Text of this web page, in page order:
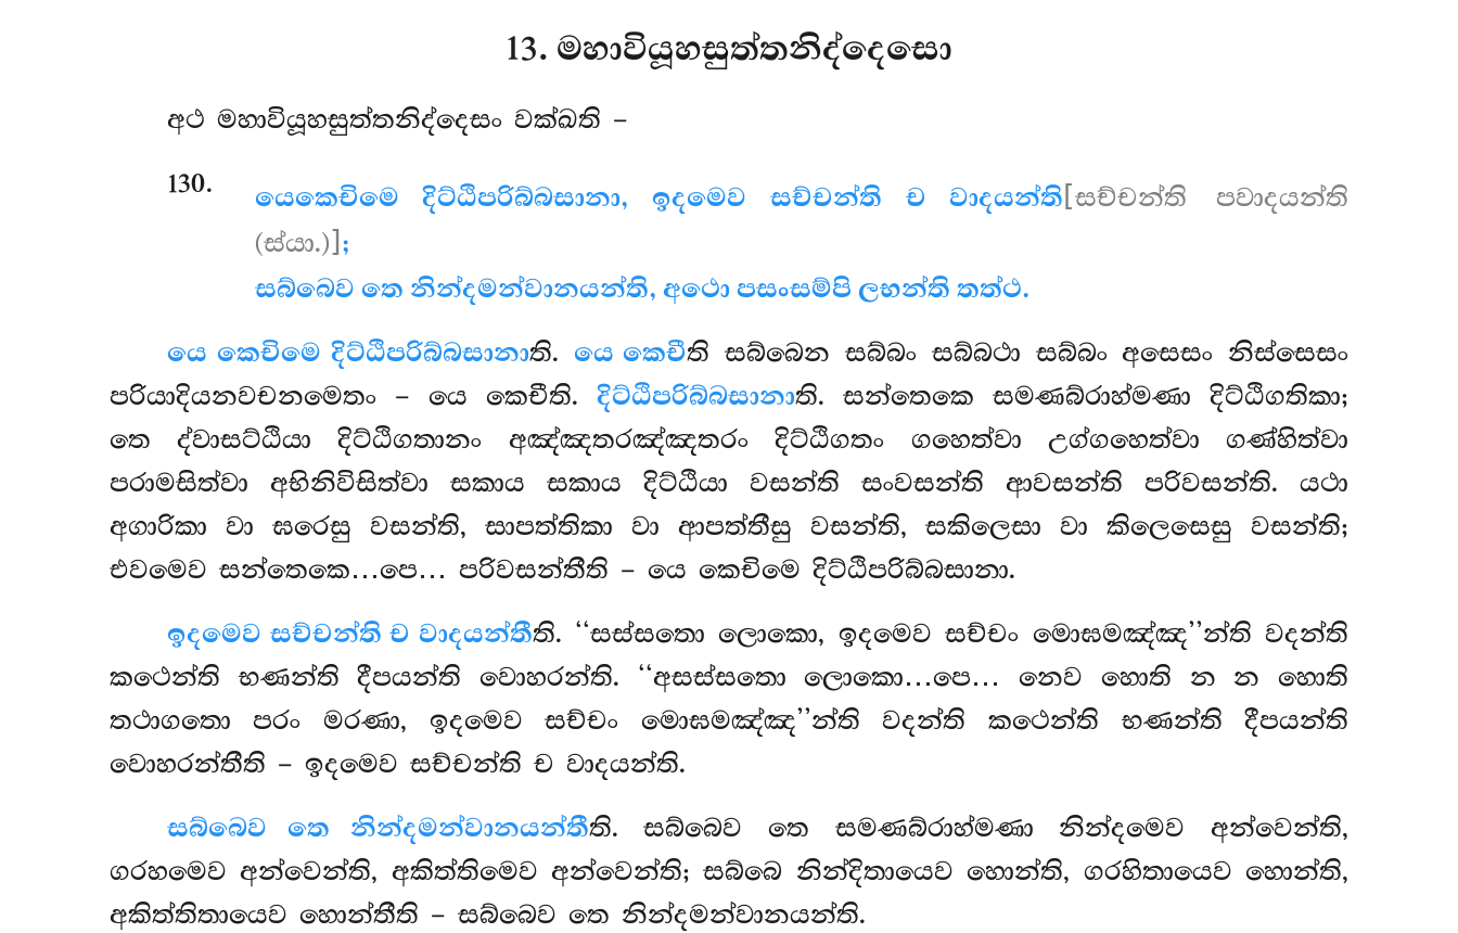
13. මහාවියූහසුත්තනිද්දෙසො
අථමහාවියූහසුත්තනිද්දෙසං වක්ඛති –
130. යෙකෙචිමෙ දිට්ඨිපරිබ්බසානා, ඉදමෙව සච්චන්ති ච වාදයන්ති [සච්චන්ති පවාදයන්ති
(ස්යා.)] ;
සබ්බෙව තෙ නින්දමන්වානයන්ති, අථො පසංසම්පි ලභන්ති තත්ථ.
යෙ කෙචිමෙ දිට්ඨිපරිබ්බසානාති. යෙ කෙචීති සබ්බෙන සබ්බං සබ්බථා සබ්බං අසෙසං නිස්සෙසං
පරියාදියනවචනමෙතං – යෙ කෙචීති.දිට්ඨිපරිබ්බසානාති. සන්තෙකෙ සමණබ්රාහ්මණා දිට්ඨිගතිකා;
තෙ ද්වාසට්ඨියා දිට්ඨිගතානං අඤ්ඤතරඤ්ඤතරං දිට්ඨිගතං ගහෙත්වා උග්ගහෙත්වා ගණ්හිත්වා
පරාමසිත්වා අභිනිවිසිත්වා සකාය සකාය දිට්ඨියා වසන්ති සංවසන්ති ආවසන්ති පරිවසන්ති. යථා
අගාරිකා වා ඝරෙසු වසන්ති, සාපත්තිකා වා ආපත්තීසු වසන්ති, සකිලෙසා වා කිලෙසෙසු වසන්ති;
එවමෙව සන්තෙකෙ…පෙ… පරිවසන්තීති – යෙ කෙචිමෙ දිට්ඨිපරිබ්බසානා.
ඉදමෙව සච්චන්ති ච වාදයන්තීති. ‘‘සස්සතො ලොකො, ඉදමෙව සච්චං මොඝමඤ්ඤ’’න්ති වදන්ති
කථෙන්ති භණන්ති දීපයන්ති වොහරන්ති. ‘‘අසස්සතො ලොකො…පෙ… නෙව හොති න න හොති
තථාගතො පරං මරණා, ඉදමෙව සච්චං මොඝමඤ්ඤ’’න්ති වදන්ති කථෙන්ති භණන්ති දීපයන්ති
වොහරන්තීති – ඉදමෙව සච්චන්ති ච වාදයන්ති.
සබ්බෙව තෙ නින්දමන්වානයන්තීති. සබ්බෙව තෙ සමණබ්රාහ්මණා නින්දමෙව අන්වෙන්ති,
ගරහමෙව අන්වෙන්ති, අකිත්තිමෙව අන්වෙන්ති; සබ්බෙ නින්දිතායෙව හොන්ති, ගරහිතායෙව හොන්ති,
අකිත්තිතායෙව හොන්තීති – සබ්බෙව තෙ නින්දමන්වානයන්ති.